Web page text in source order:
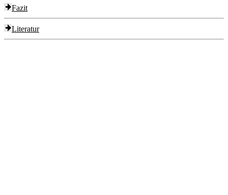
Fazit
Literatur